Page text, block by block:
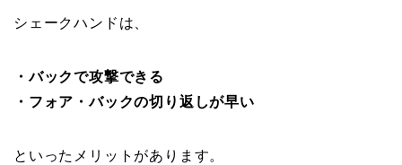
シェークハンドは、
・バックで攻撃できる
・フォア・バックの切り返しが早い
といったメリットがあります。